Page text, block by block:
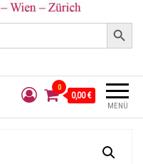
Search Button
MENÜ
0
0,00 €